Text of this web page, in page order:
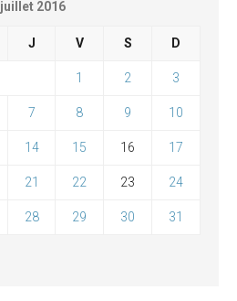
juillet 2016
J V S D
1 2 3
7 8 9 10
14 15 16 17
21 22 23 24
28 29 30 31